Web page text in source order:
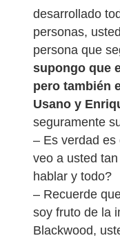
desarrollado
personas,
persona que
supongo que
pero también
Usano y
seguramente
– Es verdad
veo a usted
hablar y todo?
– Recuerde
soy fruto de la
Blackwood,